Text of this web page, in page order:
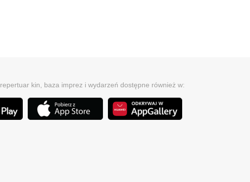
repertuar kin, baza imprez i wydarzeń dostępne również w: